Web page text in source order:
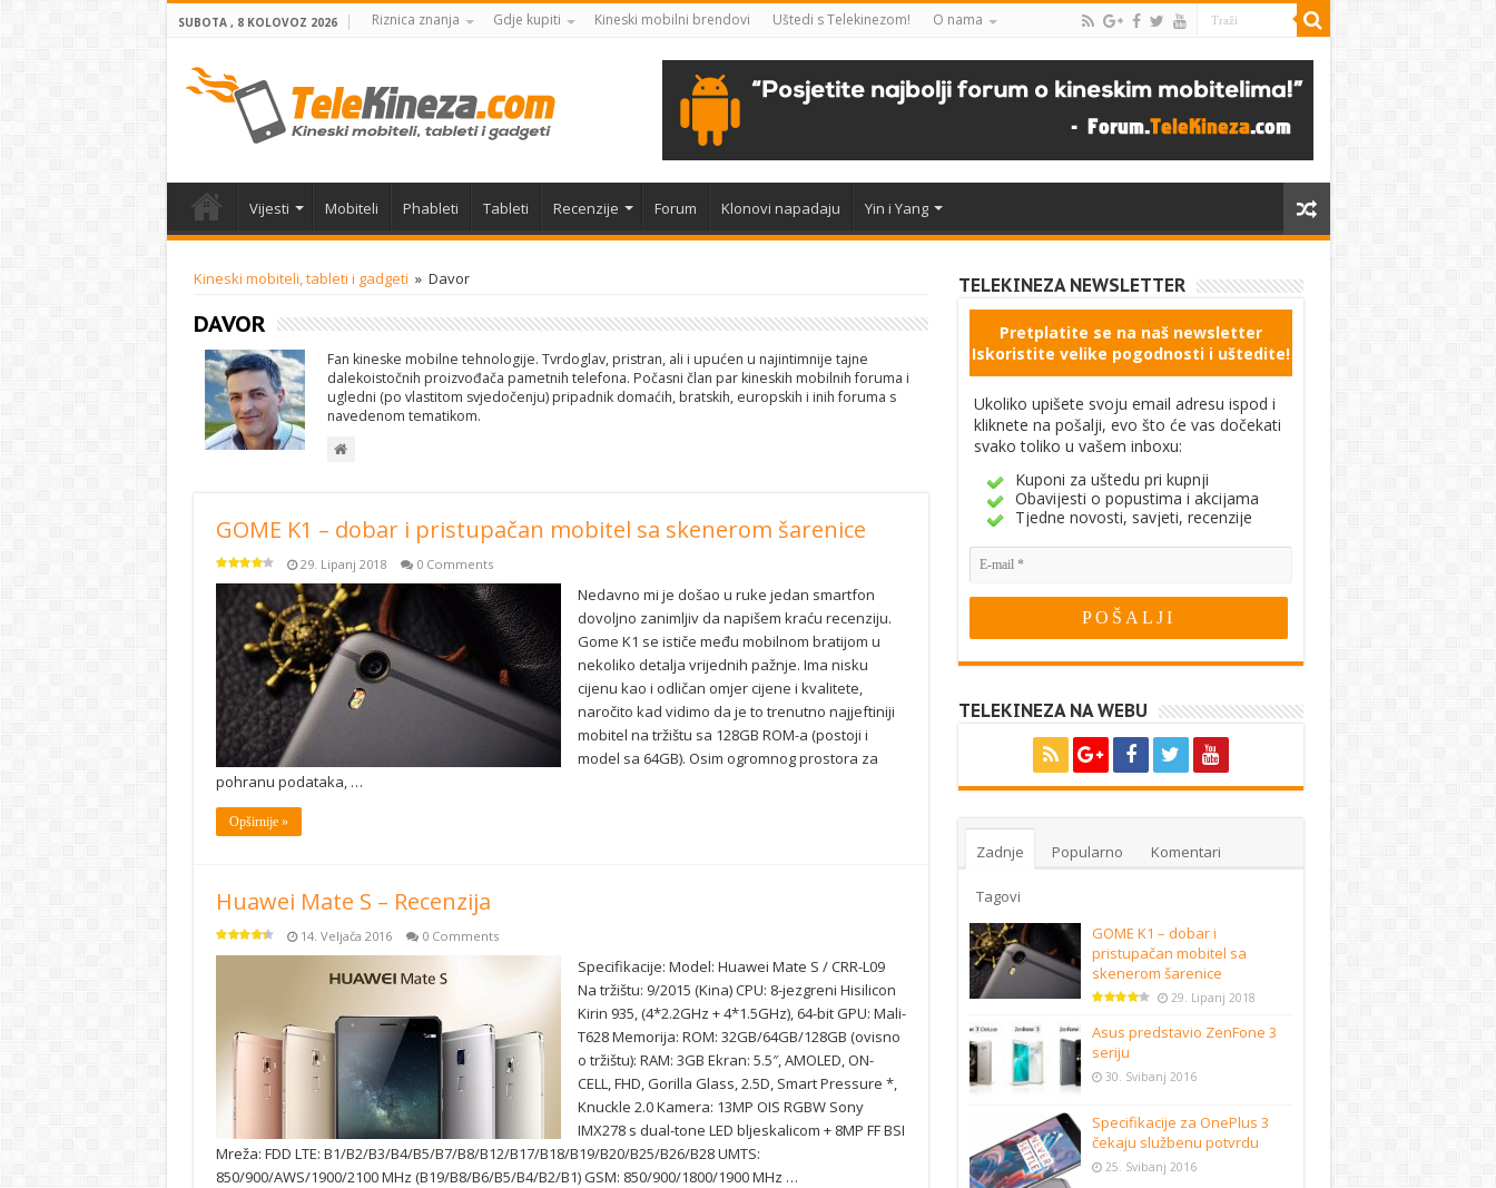
SUBOTA , 8 KOLOVOZ 2026 Riznica znanja Gdje kupiti Kineski mobilni brendovi Uštedi s Telekinezom! O nama
Vijesti Mobiteli Phableti Tableti Recenzije Forum Klonovi napadaju Yin i Yang
Kineski mobiteli, tableti i gadgeti » Davor
DAVOR
Fan kineske mobilne tehnologije. Tvrdoglav, pristran, ali i upućen u najintimnije tajne
dalekoistočnih proizvođača pametnih telefona. Počasni član par kineskih mobilnih foruma i
ugledni (po vlastitom svjedočenju) pripadnik domaćih, bratskih, europskih i inih foruma s
navedenom tematikom.
GOME K1 – dobar i pristupačan mobitel sa skenerom šarenice
29. Lipanj 2018 0 Comments
Nedavno mi je došao u ruke jedan smartfon
dovoljno zanimljiv da napišem kraću recenziju.
Gome K1 se ističe među mobilnom bratijom u
nekoliko detalja vrijednih pažnje. Ima nisku
cijenu kao i odličan omjer cijene i kvalitete,
naročito kad vidimo da je to trenutno najjeftiniji
mobitel na tržištu sa 128GB ROM-a (postoji i
model sa 64GB). Osim ogromnog prostora za
pohranu podataka, …
Opširnije »
Huawei Mate S – Recenzija
14. Veljača 2016 0 Comments
Specifikacije: Model: Huawei Mate S / CRR-L09
Na tržištu: 9/2015 (Kina) CPU: 8-jezgreni Hisilicon
Kirin 935, (4*2.2GHz + 4*1.5GHz), 64-bit GPU: Mali-
T628 Memorija: ROM: 32GB/64GB/128GB (ovisno
o tržištu): RAM: 3GB Ekran: 5.5″, AMOLED, ON-
CELL, FHD, Gorilla Glass, 2.5D, Smart Pressure *,
Knuckle 2.0 Kamera: 13MP OIS RGBW Sony
IMX278 s dual-tone LED bljeskalicom + 8MP FF BSI
Mreža: FDD LTE: B1/B2/B3/B4/B5/B7/B8/B12/B17/B18/B19/B20/B25/B26/B28 UMTS:
850/900/AWS/1900/2100 MHz (B19/B8/B6/B5/B4/B2/B1) GSM: 850/900/1800/1900 MHz …
TELEKINEZA NEWSLETTER
Pretplatite se na naš newsletter
Iskoristite velike pogodnosti i uštedite!
Ukoliko upišete svoju email adresu ispod i
kliknete na pošalji, evo što će vas dočekati
svako toliko u vašem inboxu:
Kuponi za uštedu pri kupnji
Obavijesti o popustima i akcijama
Tjedne novosti, savjeti, recenzije
TELEKINEZA NA WEBU
Zadnje Popularno Komentari
Tagovi
GOME K1 – dobar i
pristupačan mobitel sa
skenerom šarenice
29. Lipanj 2018
Asus predstavio ZenFone 3
seriju
30. Svibanj 2016
Specifikacije za OnePlus 3
čekaju službenu potvrdu
25. Svibanj 2016